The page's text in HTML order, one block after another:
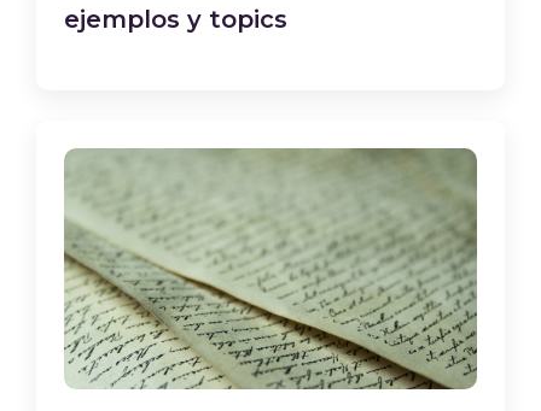
ejemplos y topics